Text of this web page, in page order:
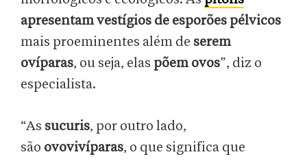
apresentam vestígios de esporões pélvicos
mais proeminentes além de serem
ovíparas, ou seja, elas põem ovos”, diz o
especialista.
“As sucuris, por outro lado,
são ovovivíparas, o que significa que